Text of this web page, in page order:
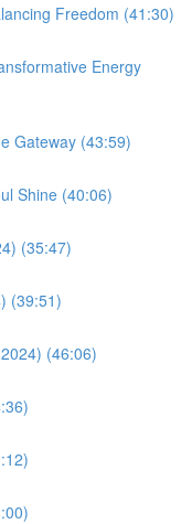
Freedom (41:30)
Energy
Gateway (43:59)
Shine (40:06)
(35:47)
(39:51)
(46:06)